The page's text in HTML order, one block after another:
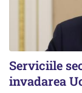
Serviciile
invadarea